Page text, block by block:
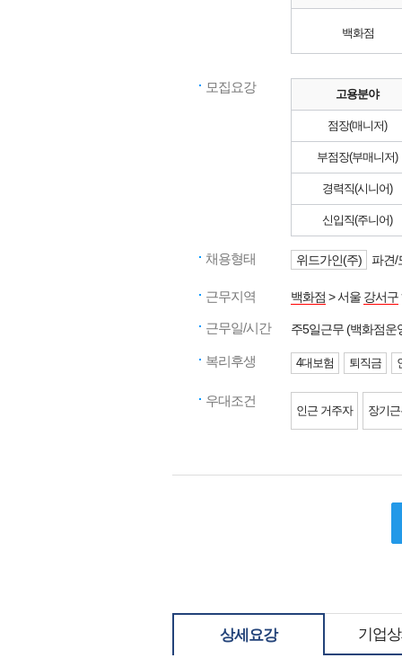
백화점
모집요강 고용분야
점장(매니저)
부점장(부매니저)
경력직(시니어)
신입직(주니어)
채용형태 위드가인(주) 파견/
근무지역 백화점 > 서울 강서구
근무일/시간 주5일근무 (백화점운
복리후생 4대보험 퇴직금
우대조건
인근 거주자 장기
상세요강 기업